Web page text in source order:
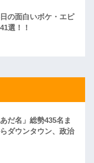
の面白いボケ・エピ
選！！
だ名」総勢435名ま
ダウンタウン、政治